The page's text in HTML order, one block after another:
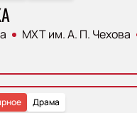
МХТ им. А. П. Чехова
Драма